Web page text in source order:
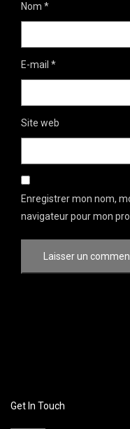
Nom *
E-mail *
Site web
Enregistrer mon nom,
navigateur pour mon
Get In Touch